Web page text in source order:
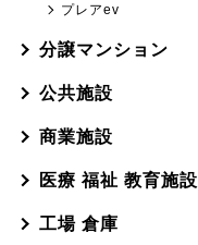
プレアev
分譲マンション
公共施設
商業施設
医療 福祉 教育施設
工場 倉庫